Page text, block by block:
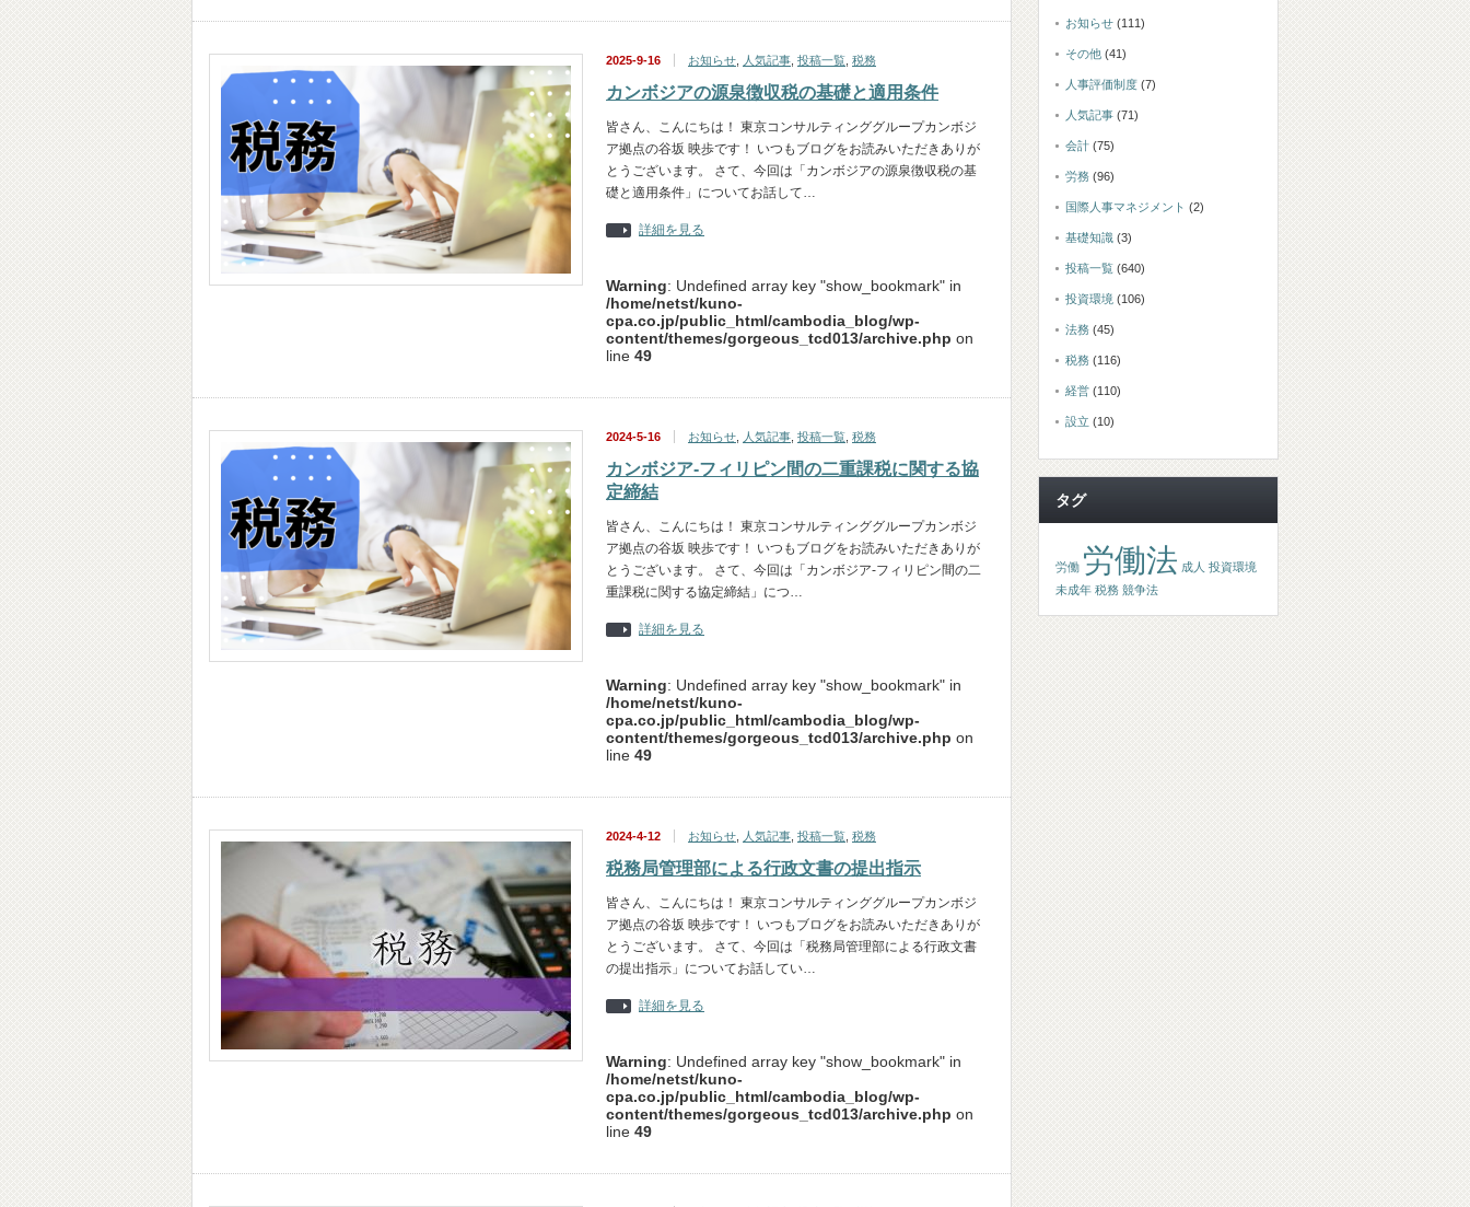
2025-9-16 お知らせ 人気記事 投稿一覧 税務
カンボジアの源泉徴収税の基礎と適用条件
皆さん、こんにちは！ 東京コンサルティンググループカンボジ
ア拠点の谷坂 映歩です！ いつもブログをお読みいただきありが
とうございます。 さて、今回は「カンボジアの源泉徴収税の基
礎と適用条件」についてお話して…
詳細を見る
Warning: Undefined array key "show_bookmark" in
/home/netst/kuno-
cpa.co.jp/public_html/cambodia_blog/wp-
content/themes/gorgeous_tcd013/archive.php on
line 49
2024-5-16 お知らせ 人気記事 投稿一覧 税務
カンボジア-フィリピン間の二重課税に関する協
定締結
皆さん、こんにちは！ 東京コンサルティンググループカンボジ
ア拠点の谷坂 映歩です！ いつもブログをお読みいただきありが
とうございます。 さて、今回は「カンボジア-フィリピン間の二
重課税に関する協定締結」につ…
詳細を見る
Warning: Undefined array key "show_bookmark" in
/home/netst/kuno-
cpa.co.jp/public_html/cambodia_blog/wp-
content/themes/gorgeous_tcd013/archive.php on
line 49
2024-4-12 お知らせ 人気記事 投稿一覧 税務
税務局管理部による行政文書の提出指示
皆さん、こんにちは！ 東京コンサルティンググループカンボジ
ア拠点の谷坂 映歩です！ いつもブログをお読みいただきありが
とうございます。 さて、今回は「税務局管理部による行政文書
の提出指示」についてお話してい…
詳細を見る
Warning: Undefined array key "show_bookmark" in
/home/netst/kuno-
cpa.co.jp/public_html/cambodia_blog/wp-
content/themes/gorgeous_tcd013/archive.php on
line 49
お知らせ (111)
その他 (41)
人事評価制度 (7)
人気記事 (71)
会計 (75)
労務 (96)
国際人事マネジメント (2)
基礎知識 (3)
投稿一覧 (640)
投資環境 (106)
法務 (45)
税務 (116)
経営 (110)
設立 (10)
タグ
労働 労働法 成人 投資環境
未成年 税務 競争法